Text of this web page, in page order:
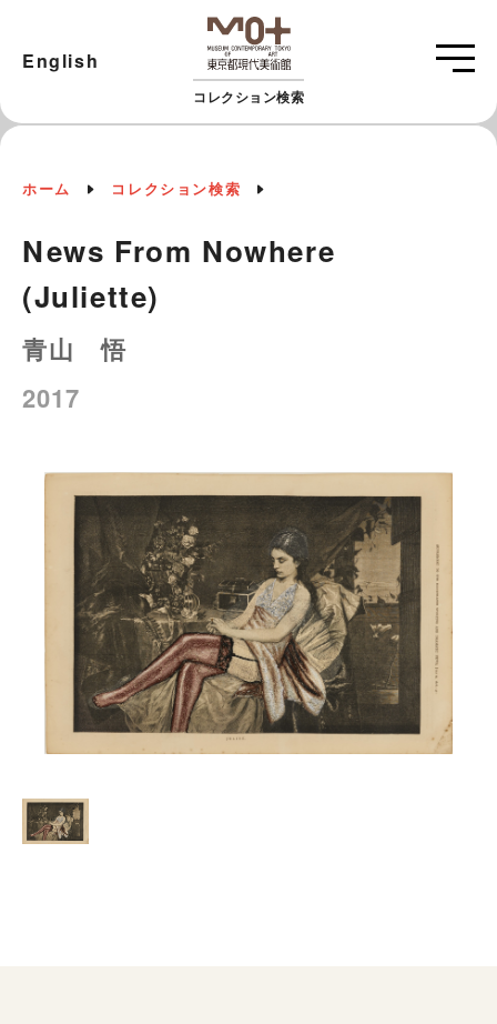
コレクション検索
English
ホーム コレクション検索
News From Nowhere
(Juliette)
青山 悟
2017